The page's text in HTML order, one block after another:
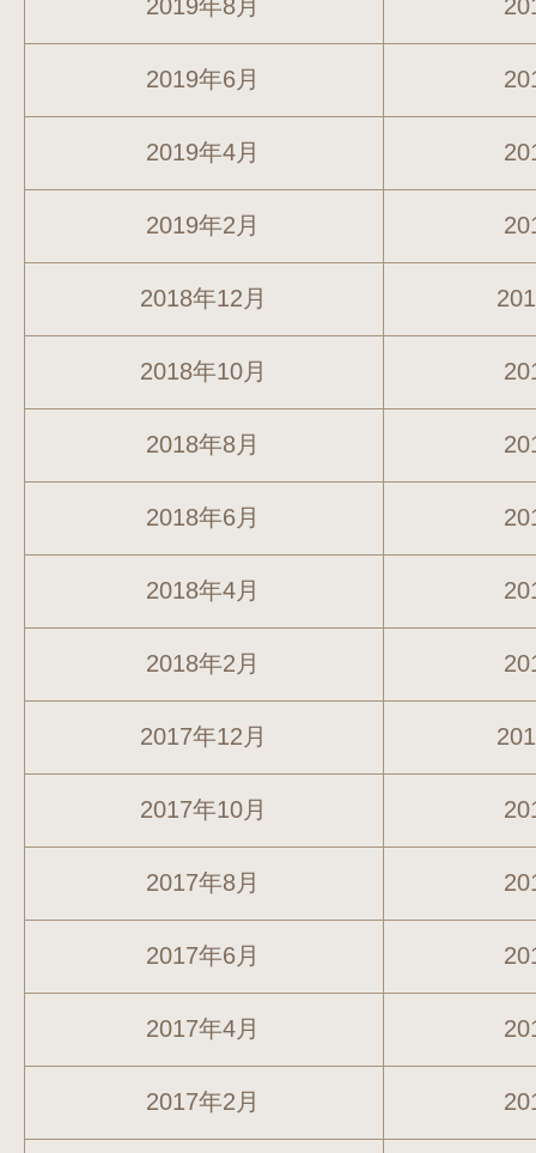
2019年8月
2019年6月
2019年4月
2019年2月
2018年12月
2018年10月
2018年8月
2018年6月
2018年4月
2018年2月
2017年12月
2017年10月
2017年8月
2017年6月
2017年4月
2017年2月